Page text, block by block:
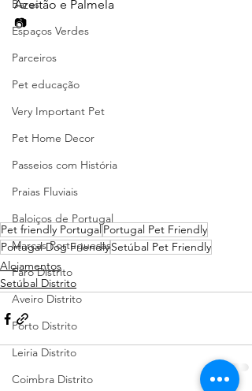
Bares
Espaços Verdes
Parceiros
Pet educação
Very Important Pet
Pet Home Decor
Passeios com História
Praias Fluviais
Baloiços de Portugal
Marcas Portuguesas
Faro Distrito
Aveiro Distrito
Porto Distrito
Leiria Distrito
Coimbra Distrito
Azeitão e Palmela
📷
Pet friendly PortugalPortugal Pet Friendly
Portugal Dog FriendlySetúbal Pet Friendly
Alojamentos
Setúbal Distrito